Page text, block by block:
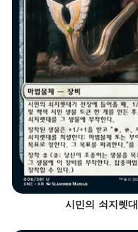
시민의 쇠지렛대